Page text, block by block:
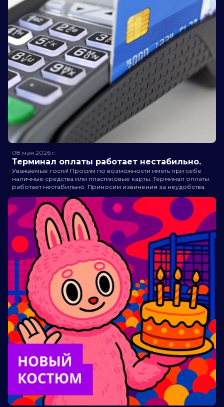
08 мая 2026 г.
Терминал оплаты работает нестабильно.
Уважаемые гости! Просим по возможности иметь при себе
наличные средства или пластиковые карты. Терминал оплаты
работает нестабильно. Приносим извинения за неудобства.